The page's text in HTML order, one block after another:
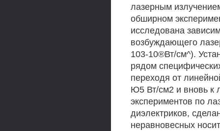
лазерным
обширном
исследована
возбуждающего
103-10®Вт/см^).
рядом
переходя от
Ю5 Вт/см2 и вновь к
экспериментов по
диэлектриков,
неравновесных